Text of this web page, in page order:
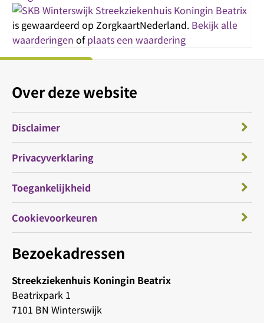
Streekziekenhuis Koningin Beatrix
is gewaardeerd op ZorgkaartNederland. Bekijk alle
waarderingen ofplaats een waardering
Bezoekadressen
Streekziekenhuis Koningin Beatrix
Beatrixpark 1
7101 BN Winterswijk
Over deze website
Disclaimer
Privacyverklaring
Toegankelijkheid
Cookievoorkeuren